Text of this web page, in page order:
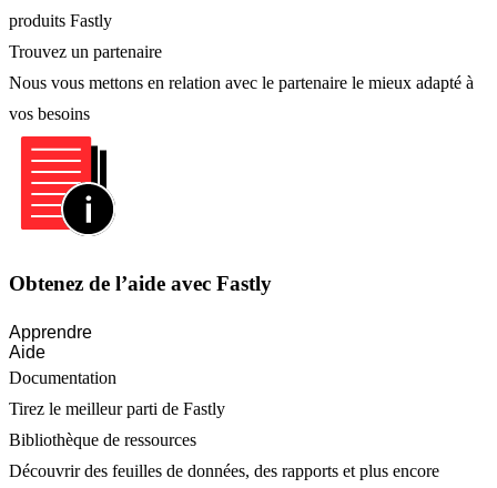
produits Fastly
Trouvez un partenaire
Nous vous mettons en relation avec le partenaire le mieux adapté à
vos besoins
Obtenez de l’aide avec Fastly
Apprendre
Aide
Documentation
Tirez le meilleur parti de Fastly
Bibliothèque de ressources
Découvrir des feuilles de données, des rapports et plus encore